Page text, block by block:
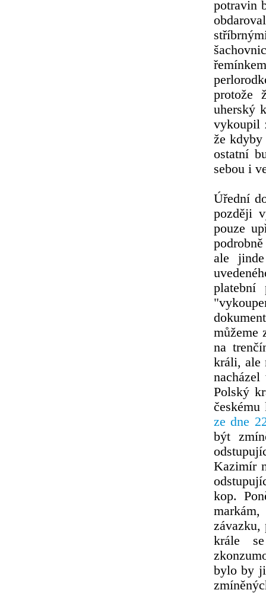
potravin
protože
uherský
vykoupil
že kdyby
ostatní
sebou i
Úřední
později
pouze
ale
můžeme
na
králi, ale
Polský
ze dne
být
Kazimír
kop.
závazku,
krále
bylo by